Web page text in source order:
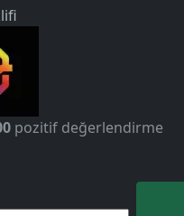
pozitif değerlendirme